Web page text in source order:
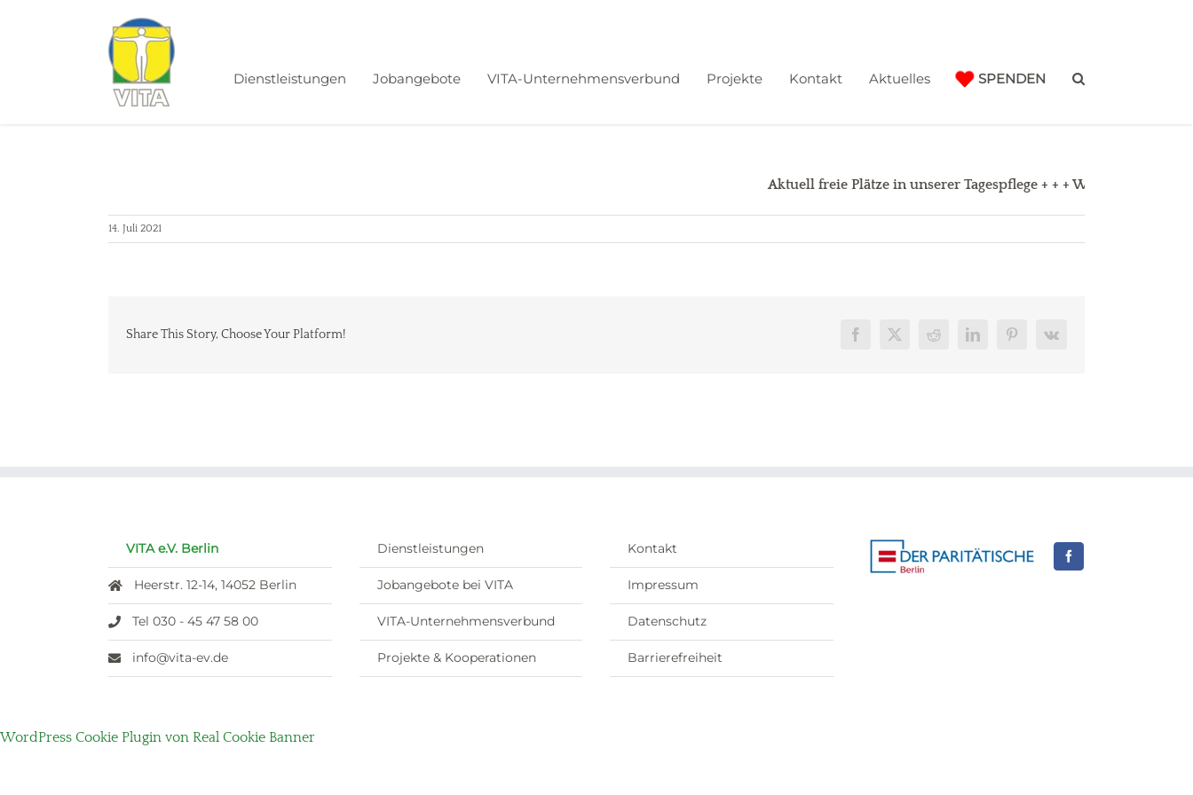
Dienstleistungen Jobangebote VITA-Unternehmensverbund Projekte Kontakt Aktuelles SPENDEN
Aktuell freie Plätze in unserer Tagespflege + + + Weitere
14. Juli 2021
Share This Story, Choose Your Platform! Facebook
X Reddit LinkedInPinterest
Vk
VITA e.V. Berlin
Heerstr. 12-14, 14052 Berlin
Tel 030 - 45 47 58 00
info@vita-ev.de
Dienstleistungen
Jobangebote bei VITA
VITA-Unternehmensverbund
Projekte & Kooperationen
Kontakt
Impressum
Datenschutz
Barrierefreiheit
WordPress Cookie Plugin von Real Cookie Banner